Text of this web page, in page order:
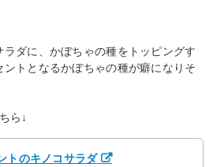
ダに、かぼちゃの種をトッピングす
トとなるかぼちゃの種が癖になりそ
ら↓
トのキノコサラダ